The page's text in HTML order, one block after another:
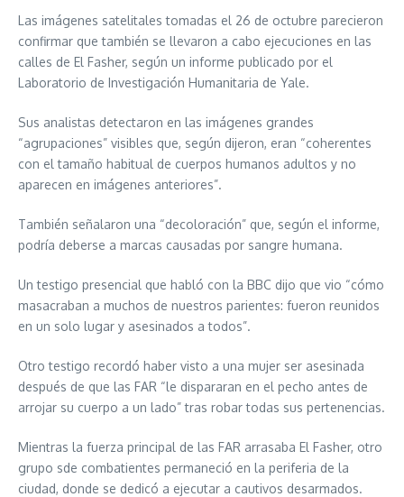
Las imágenes satelitales tomadas el 26 de octubre parecieron
confirmar que también se llevaron a cabo ejecuciones en las
calles de El Fasher, según un informe publicado por el
Laboratorio de Investigación Humanitaria de Yale.
Sus analistas detectaron en las imágenes grandes
“agrupaciones” visibles que, según dijeron, eran “coherentes
con el tamaño habitual de cuerpos humanos adultos y no
aparecen en imágenes anteriores”.
También señalaron una “decoloración” que, según el informe,
podría deberse a marcas causadas por sangre humana.
Un testigo presencial que habló con la BBC dijo que vio “cómo
masacraban a muchos de nuestros parientes: fueron reunidos
en un solo lugar y asesinados a todos”.
Otro testigo recordó haber visto a una mujer ser asesinada
después de que las FAR “le dispararan en el pecho antes de
arrojar su cuerpo a un lado” tras robar todas sus pertenencias.
Mientras la fuerza principal de las FAR arrasaba El Fasher, otro
grupo sde combatientes permaneció en la periferia de la
ciudad, donde se dedicó a ejecutar a cautivos desarmados.